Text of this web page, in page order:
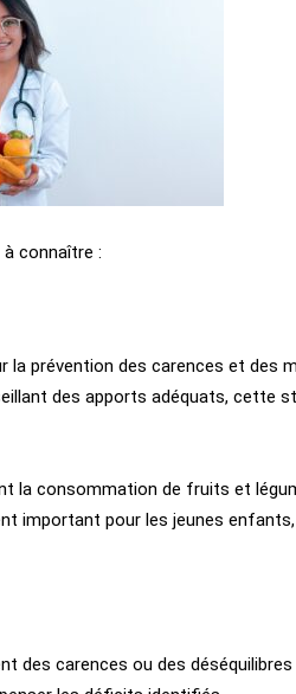
connaître :
prévention des carences et des
des apports adéquats, cette
la consommation de fruits et
important pour les jeunes
des carences ou des